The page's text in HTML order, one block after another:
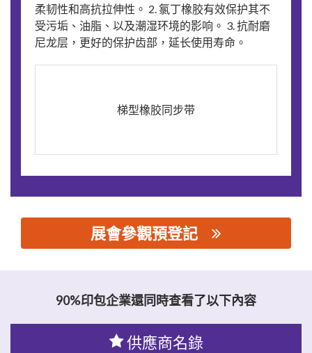
柔韧性和高抗拉伸性。 2. 氯丁橡胶有效保护其不
受污垢、油脂、以及潮湿环境的影响。 3. 抗耐磨
尼龙层，更好的保护齿部，延长使用寿命。
梯型橡胶同步带
展會參觀預登記
90%印包企業還同時查看了以下內容
供應商名錄